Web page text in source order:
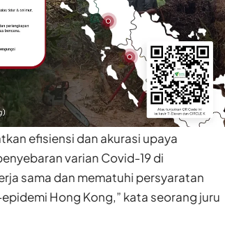
efisiensi dan akurasi upaya
varian Covid-19 di
sama dan mematuhi persyaratan
Hong Kong,” kata seorang juru